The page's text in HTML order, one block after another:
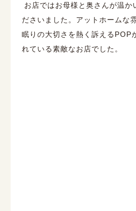
お店ではお母様と奥さんが温か
ださいました。アットホームな
眠りの大切さを熱く訴えるPOP
れている素敵なお店でした。